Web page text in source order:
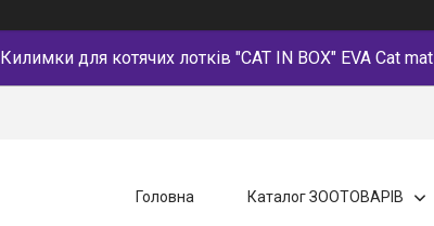
Килимки для котячих лотків "CAT IN BOX" EVA Cat mat
Головна Каталог ЗООТОВАРІВ